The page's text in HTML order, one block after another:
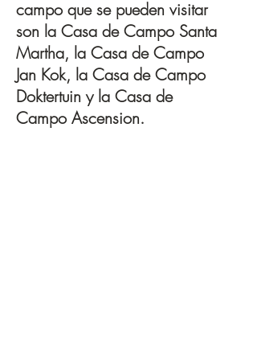
campo que se pueden visitar
son la Casa de Campo Santa
Martha, la Casa de Campo
Jan Kok, la Casa de Campo
Doktertuin y la Casa de
Campo Ascension.